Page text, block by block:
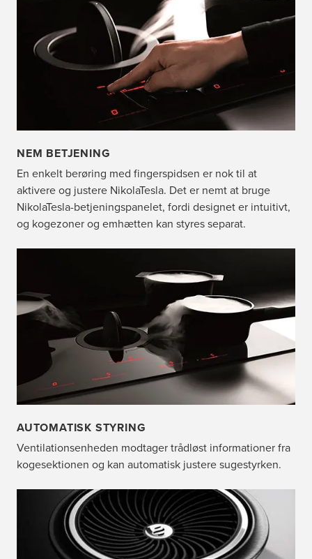
NEM BETJENING
En enkelt berøring med fingerspidsen er nok til at
aktivere og justere NikolaTesla. Det er nemt at bruge
NikolaTesla-betjeningspanelet, fordi designet er intuitivt,
og kogezoner og emhætten kan styres separat.
AUTOMATISK STYRING
Ventilationsenheden modtager trådløst informationer fra
kogesektionen og kan automatisk justere sugestyrken.